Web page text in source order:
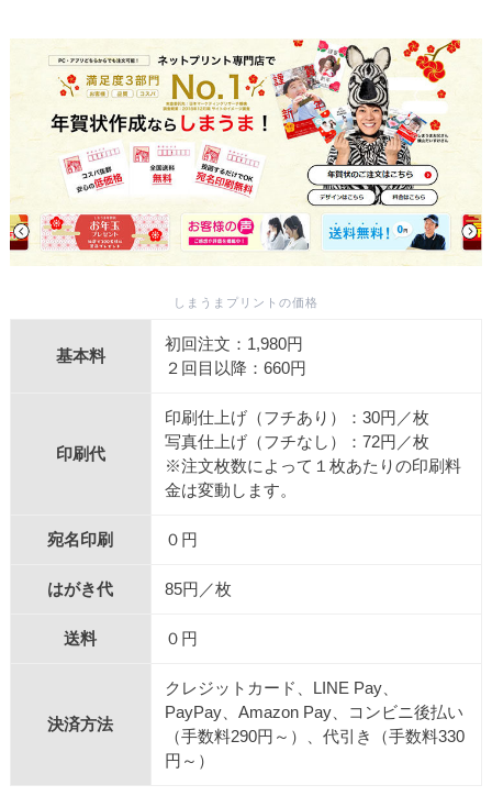
しまうまプリントの価格
基本料
初回注文：1,980円
２回目以降：660円
印刷代
印刷仕上げ（フチあり）：30円／枚
写真仕上げ（フチなし）：72円／枚
※注文枚数によって１枚あたりの印刷料
金は変動します。
宛名印刷 ０円
はがき代 85円／枚
送料 ０円
決済方法
クレジットカード、LINE Pay、
PayPay、Amazon Pay、コンビニ後払い
（手数料290円～）、代引き（手数料330
円～）